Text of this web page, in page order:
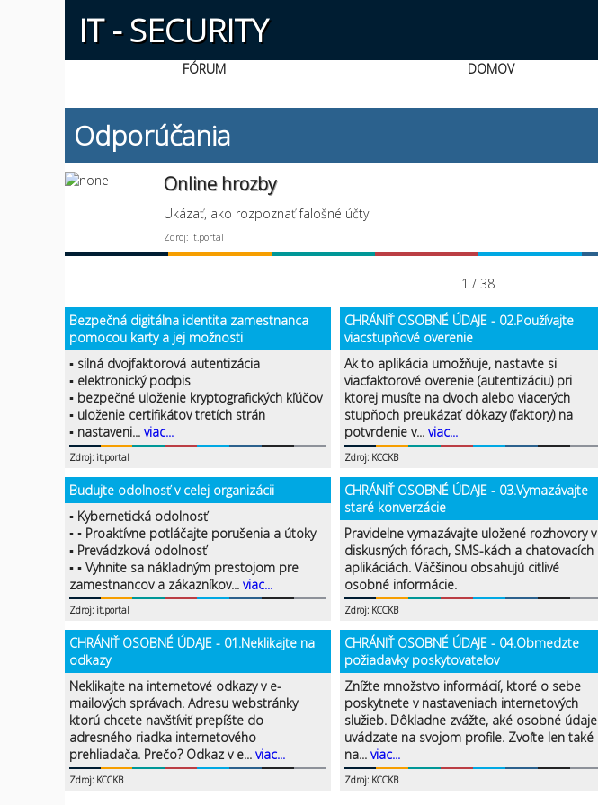
IT - SECURITY
FÓRUM DOMOV
Odporúčania
Online hrozby
Ukázať, ako rozpoznať falošné účty
Zdroj: it.portal
1 / 38
Bezpečná digitálna identita zamestnanca
pomocou karty a jej možnosti
▪ silná dvojfaktorová autentizácia
▪ elektronický podpis
▪ bezpečné uloženie kryptografických kľúčov
▪ uloženie certifikátov tretích strán
▪ nastaveni... viac...
Zdroj: it.portal
Budujte odolnosť v celej organizácii
▪ Kybernetická odolnosť
▪ ▪ Proaktívne potláčajte porušenia a útoky
▪ Prevádzková odolnosť
▪ ▪ Vyhnite sa nákladným prestojom pre
zamestnancov a zákazníkov... viac...
Zdroj: it.portal
CHRÁNIŤ OSOBNÉ ÚDAJE - 01.Neklikajte na
odkazy
Neklikajte na internetové odkazy v e-
mailových správach. Adresu webstránky
ktorú chcete navštíviť prepíšte do
adresného riadka internetového
prehliadača. Prečo? Odkaz v e... viac...
Zdroj: KCCKB
CHRÁNIŤ OSOBNÉ ÚDAJE - 02.Používajte
viacstupňové overenie
Ak to aplikácia umožňuje, nastavte si
viacfaktorové overenie (autentizáciu) pri
ktorej musíte na dvoch alebo viacerých
stupňoch preukázať dôkazy (faktory) na
potvrdenie v... viac...
Zdroj: KCCKB
CHRÁNIŤ OSOBNÉ ÚDAJE - 03.Vymazávajte
staré konverzácie
Pravidelne vymazávajte uložené rozhovory v
diskusných fórach, SMS-kách a chatovacích
aplikáciách. Väčšinou obsahujú citlivé
osobné informácie.
Zdroj: KCCKB
CHRÁNIŤ OSOBNÉ ÚDAJE - 04.Obmedzte
požiadavky poskytovateľov
Znížte množstvo informácií, ktoré o sebe
poskytnete v nastaveniach internetových
služieb. Dôkladne zvážte, aké osobné údaje
uvádzate na svojom profile. Zvoľte len také
na... viac...
Zdroj: KCCKB